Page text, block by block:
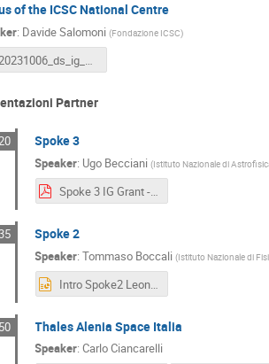
of the ICSC National Centre
: Davide Salomoni (Fondazione ICSC)
20231006_ds_ig_datalake.pdf
Partner
Spoke 3
Speaker: Ugo Becciani (Istituto Nazionale di
Spoke 3 IG Grant - IDL.pdf
Spoke 2
Speaker:Tommaso Boccali (Istituto Nazionale di
Intro Spoke2 Leonardo IG ICSC IDL Ottobre 2023.pptx
Thales Alenia Space Italia
Speaker:Carlo Ciancarelli